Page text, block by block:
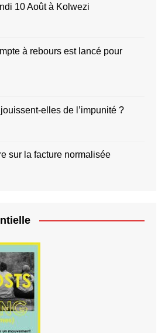
10 Août à Kolwezi
à rebours est lancé pour
elles de l’impunité ?
sur la facture normalisée